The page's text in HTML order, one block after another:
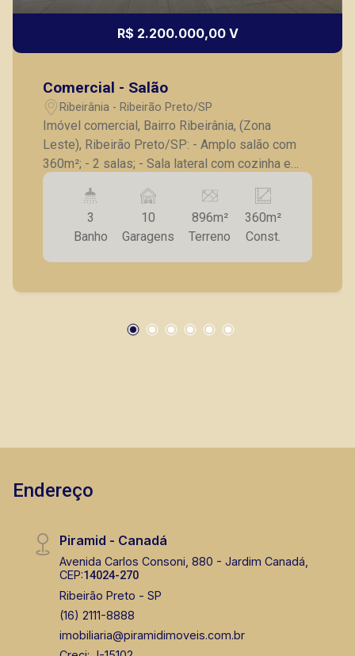
R$ 2.200.000,00 V
Comercial - Salão
Ribeirânia - Ribeirão Preto/SP
Imóvel comercial, Bairro Ribeirânia, (Zona
Leste), Ribeirão Preto/SP: - Amplo salão com
360m²; - 2 salas; - Sala lateral com cozinha e
banheiro; - Área externa para estacionamento; -
Excelente localização próximo de Avenidas. A
Piramid tem como objetivo atender seus
clientes com agilidade e segurança, em locação,
vendas de imóveis prontos, usados ou mesmo
Ribeirão Preto.
3
Banho
10
Garagens
896m²
Terreno
360m²
Const.
Endereço
Piramid - Canadá
Avenida Carlos Consoni, 880 - Jardim Canadá,
CEP:14024-270
Ribeirão Preto - SP
(16) 2111-8888
imobiliaria@piramidimoveis.com.br